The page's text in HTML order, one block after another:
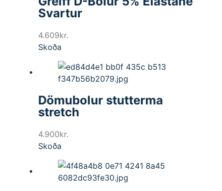
Svartur
4.609kr.
Skoða
Dömubolur stutterma
stretch
4.900kr.
Skoða